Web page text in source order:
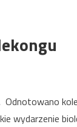
Odnotowano
wydarzenie